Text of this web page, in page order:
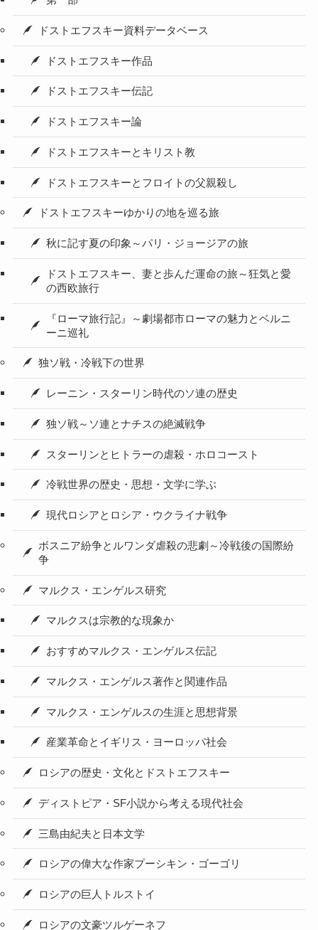
ドストエフスキー資料データベース
ドストエフスキー作品
ドストエフスキー伝記
ドストエフスキー論
ドストエフスキーとキリスト教
ドストエフスキーとフロイトの父親殺し
ドストエフスキーゆかりの地を巡る旅
秋に記す夏の印象～パリ・ジョージアの旅
ドストエフスキー、妻と歩んだ運命の旅～狂気と愛
の西欧旅行
『ローマ旅行記』～劇場都市ローマの魅力とベルニ
ーニ巡礼
独ソ戦・冷戦下の世界
レーニン・スターリン時代のソ連の歴史
独ソ戦～ソ連とナチスの絶滅戦争
スターリンとヒトラーの虐殺・ホロコースト
冷戦世界の歴史・思想・文学に学ぶ
現代ロシアとロシア・ウクライナ戦争
ボスニア紛争とルワンダ虐殺の悲劇～冷戦後の国際紛
争
マルクス・エンゲルス研究
マルクスは宗教的な現象か
おすすめマルクス・エンゲルス伝記
マルクス・エンゲルス著作と関連作品
マルクス・エンゲルスの生涯と思想背景
産業革命とイギリス・ヨーロッパ社会
ロシアの歴史・文化とドストエフスキー
ディストピア・SF小説から考える現代社会
三島由紀夫と日本文学
ロシアの偉大な作家プーシキン・ゴーゴリ
ロシアの巨人トルストイ
ロシアの文豪ツルゲーネフ